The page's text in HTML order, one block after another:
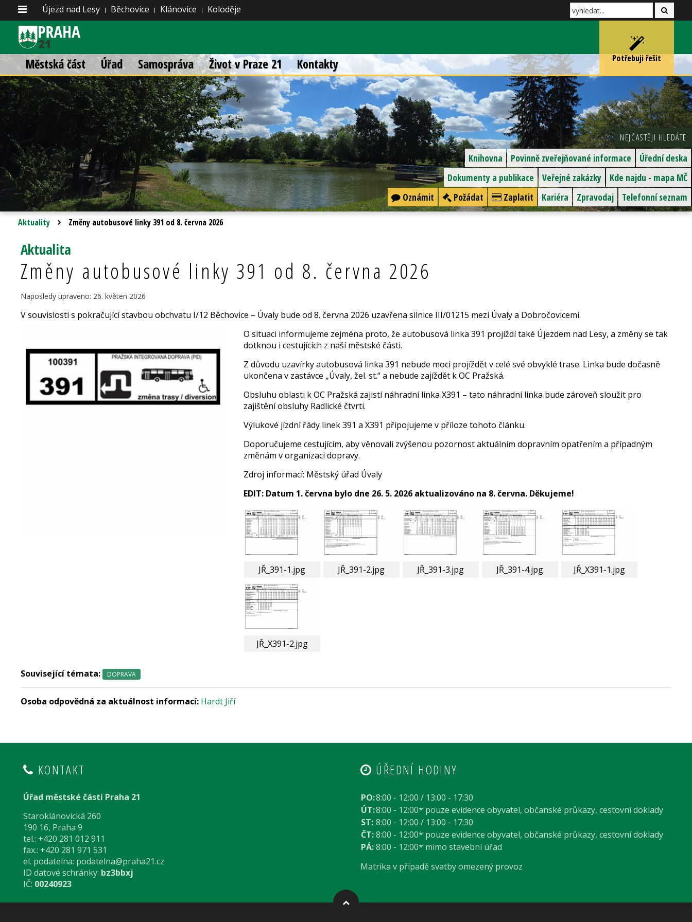
Újezd nad Lesy Běchovice Klánovice Koloděje
Potřebuji řešit
Městská část Úřad Samospráva Život v Praze 21 Kontakty
NEJČASTĚJI HLEDÁTE
Úřední deska
Povinně zveřejňované informace
Knihovna
Kde najdu - mapa MČ
Veřejné zakázky
Dokumenty a publikace
Telefonní seznam
Zpravodaj
Kariéra
Zaplatit
Požádat
Oznámit
Aktuality Změny autobusové linky 391 od 8. června 2026
Aktualita
Změny autobusové linky 391 od 8. června 2026
Naposledy upraveno: 26. květen 2026
V souvislosti s pokračující stavbou obchvatu I/12 Běchovice – Úvaly bude od 8. června 2026 uzavřena silnice III/01215 mezi Úvaly a Dobročovicemi.
O situaci informujeme zejména proto, že autobusová linka 391 projíždí také Újezdem nad Lesy, a změny se tak
dotknou i cestujících z naší městské části.
Z důvodu uzavírky autobusová linka 391 nebude moci projíždět v celé své obvyklé trase. Linka bude dočasně
ukončena v zastávce „Úvaly, žel. st.“ a nebude zajíždět k OC Pražská.
Obsluhu oblasti k OC Pražská zajistí náhradní linka X391 – tato náhradní linka bude zároveň sloužit pro
zajištění obsluhy Radlické čtvrti.
Výlukové jízdní řády linek 391 a X391 připojujeme v příloze tohoto článku.
Doporučujeme cestujícím, aby věnovali zvýšenou pozornost aktuálním dopravním opatřením a případným
změnám v organizaci dopravy.
Zdroj informací: Městský úřad Úvaly
EDIT: Datum 1. června bylo dne 26. 5. 2026 aktualizováno na 8. června. Děkujeme!
JŘ_391-1.jpg JŘ_391-2.jpg JŘ_391-3.jpg JŘ_391-4.jpg JŘ_X391-1.jpg
JŘ_X391-2.jpg
Související témata: DOPRAVA
Osoba odpovědná za aktuálnost informací: Hardt Jiří
KONTAKT
Úřad městské části Praha 21
Staroklánovická 260
190 16, Praha 9
tel.: +420 281 012 911
fax.: +420 281 971 531
el. podatelna: podatelna@praha21.cz
ID datové schránky: bz3bbxj
IČ: 00240923
ÚŘEDNÍ HODINY
PO:8:00 - 12:00 / 13:00 - 17:30
ÚT:8:00 - 12:00* pouze evidence obyvatel, občanské průkazy, cestovní doklady
ST: 8:00 - 12:00 / 13:00 - 17:30
ČT: 8:00 - 12:00* pouze evidence obyvatel, občanské průkazy, cestovní doklady
PÁ: 8:00 - 12:00* mimo stavební úřad
Matrika v případě svatby omezený provoz